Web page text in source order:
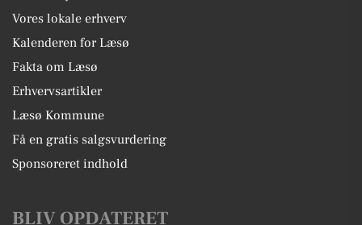
Vores lokale erhverv
Kalenderen for Læsø
Fakta om Læsø
Erhvervsartikler
Læsø Kommune
Få en gratis salgsvurdering
Sponsoreret indhold
BLIV OPDATERET